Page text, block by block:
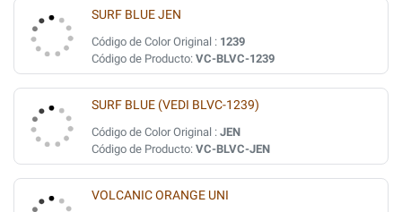
SURF BLUE JEN
Código de Color Original : 1239
Código de Producto: VC-BLVC-1239
SURF BLUE (VEDI BLVC-1239)
Código de Color Original : JEN
Código de Producto: VC-BLVC-JEN
VOLCANIC ORANGE UNI